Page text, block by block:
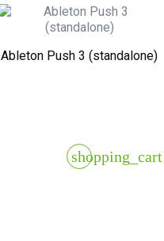
Ableton Push 3 (standalone)
shopping_cart